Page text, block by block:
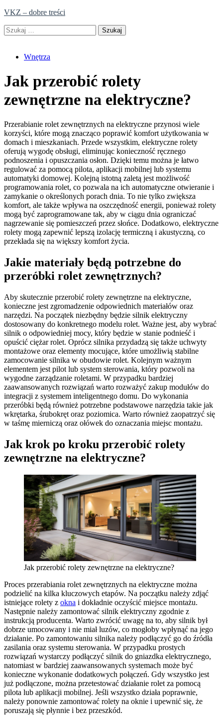
Skip
content
VKZ – dobre treści
Szukaj:
Wnętrza
Jak przerobić rolety
zewnętrzne na elektryczne?
Przerabianie rolet zewnętrznych na elektryczne przynosi wiele
korzyści, które mogą znacząco poprawić komfort użytkowania w
domach i mieszkaniach. Przede wszystkim, elektryczne rolety
oferują wygodę obsługi, eliminując konieczność ręcznego
podnoszenia i opuszczania osłon. Dzięki temu można je łatwo
regulować za pomocą pilota, aplikacji mobilnej lub systemu
automatyki domowej. Kolejną istotną zaletą jest możliwość
programowania rolet, co pozwala na ich automatyczne otwieranie i
zamykanie o określonych porach dnia. To nie tylko zwiększa
komfort, ale także wpływa na oszczędność energii, ponieważ rolety
mogą być zaprogramowane tak, aby w ciągu dnia ograniczać
nagrzewanie się pomieszczeń przez słońce. Dodatkowo, elektryczne
rolety mogą zapewnić lepszą izolację termiczną i akustyczną, co
przekłada się na większy komfort życia.
Jakie materiały będą potrzebne do
przeróbki rolet zewnętrznych?
Aby skutecznie przerobić rolety zewnętrzne na elektryczne,
konieczne jest zgromadzenie odpowiednich materiałów oraz
narzędzi. Na początek niezbędny będzie silnik elektryczny
dostosowany do konkretnego modelu rolet. Ważne jest, aby wybrać
silnik o odpowiedniej mocy, który będzie w stanie podnieść i
opuścić ciężar rolet. Oprócz silnika przydadzą się także uchwyty
montażowe oraz elementy mocujące, które umożliwią stabilne
zamocowanie silnika w obudowie rolet. Kolejnym ważnym
elementem jest pilot lub system sterowania, który pozwoli na
wygodne zarządzanie roletami. W przypadku bardziej
zaawansowanych rozwiązań warto rozważyć zakup modułów do
integracji z systemem inteligentnego domu. Do wykonania
przeróbki będą również potrzebne podstawowe narzędzia takie jak
wkrętarka, śrubokręt oraz poziomica. Warto również zaopatrzyć się
w taśmę mierniczą oraz ołówek do oznaczania miejsc montażu.
Jak krok po kroku przerobić rolety
zewnętrzne na elektryczne?
Jak przerobić rolety zewnętrzne na elektryczne?
Proces przerabiania rolet zewnętrznych na elektryczne można
podzielić na kilka kluczowych etapów. Na początku należy zdjąć
istniejące rolety z okna i dokładnie oczyścić miejsce montażu.
Następnie należy zamontować silnik elektryczny zgodnie z
instrukcją producenta. Warto zwrócić uwagę na to, aby silnik był
dobrze umocowany i nie miał luzów, co mogłoby wpłynąć na jego
działanie. Po zamontowaniu silnika należy podłączyć go do źródła
zasilania oraz systemu sterowania. W przypadku prostych
rozwiązań wystarczy podłączyć silnik do gniazdka elektrycznego,
natomiast w bardziej zaawansowanych systemach może być
konieczne wykonanie dodatkowych połączeń. Gdy wszystko jest
już podłączone, można przetestować działanie rolet za pomocą
pilota lub aplikacji mobilnej. Jeśli wszystko działa poprawnie,
należy ponownie zamontować rolety na oknie i upewnić się, że
poruszają się płynnie i bez przeszkód.